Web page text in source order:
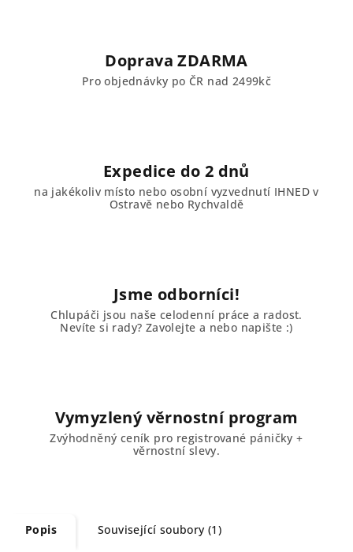
Doprava ZDARMA
Pro objednávky po ČR nad 2499kč
Expedice do 2 dnů
na jakékoliv místo nebo osobní vyzvednutí IHNED v
Ostravě nebo Rychvaldě
Jsme odborníci!
Chlupáči jsou naše celodenní práce a radost.
Nevíte si rady? Zavolejte a nebo napište :)
Vymyzlený věrnostní program
Zvýhodněný ceník pro registrované páničky +
věrnostní slevy.
Popis Související soubory (1)